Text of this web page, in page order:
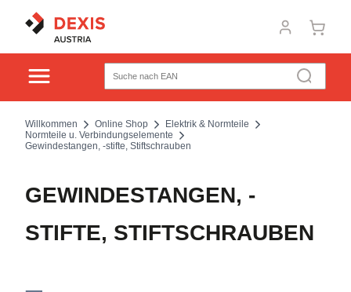
Willkommen Online Shop
Elektrik & Normteile
Normteile u. Verbindungselemente
Gewindestangen, -stifte, Stiftschrauben
GEWINDESTANGEN, -
STIFTE, STIFTSCHRAUBEN